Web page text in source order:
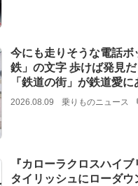
今にも走りそうな電話ボ
鉄」の文字 歩けば発見
「鉄道の街」が鉄道愛に
2026.08.09 乗りものニュース
『カローラクロスハイ
タイリッシュにローダウ